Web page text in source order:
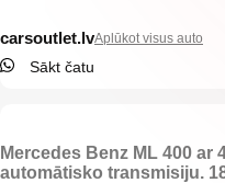
carsoutlet.lvAplūkot visus auto
Sākt čatu
Mercedes Benz ML 400 ar
automātisko transmisiju.